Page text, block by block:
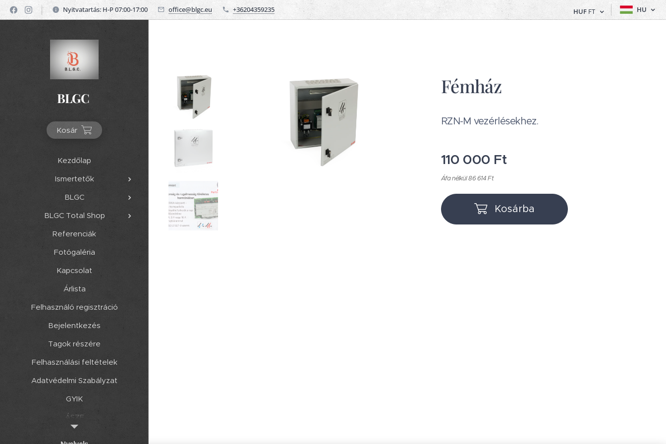
Nyitvatartás: H-P 07:00-17:00 office@blgc.eu +36204359235 HUFFT HU
BLGC
Kosár
Kezdőlap
Ismertetők
BLGC
BLGC Total Shop
Referenciák
Fotógaléria
Kapcsolat
Árlista
Felhasználó regisztráció
Bejelentkezés
Tagok részére
Felhasználási feltételek
Adatvédelmi Szabályzat
GYIK
ÁSZF
Fémház
RZN-M vezérlésekhez.
110 000 Ft
Áfa nélkül 86 614 Ft
Kosárba